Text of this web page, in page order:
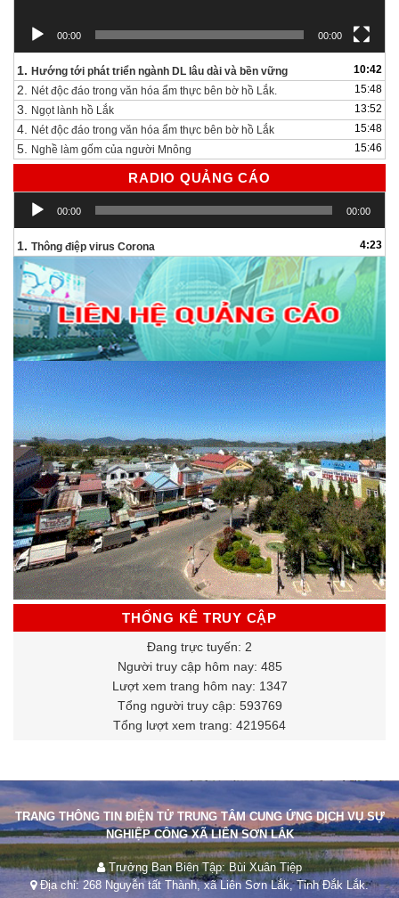
00:00 00:00
1. Hướng tới phát triển ngành DL lâu dài và bền vững 10:42
2. Nét độc đáo trong văn hóa ẩm thực bên bờ hồ Lắk. 15:48
3. Ngọt lành hồ Lắk 13:52
4. Nét độc đáo trong văn hóa ẩm thực bên bờ hồ Lắk 15:48
5. Nghề làm gốm của người Mnông 15:46
RADIO QUẢNG CÁO
Trình
chơi
00:00 00:00
1. Thông điệp virus Corona 4:23
THỐNG KÊ TRUY CẬP
Đang trực tuyến: 2
Người truy cập hôm nay: 485
Lượt xem trang hôm nay: 1347
Tổng người truy cập: 593769
Tổng lượt xem trang: 4219564
TRANG THÔNG TIN ĐIỆN TỬ TRUNG TÂM CUNG ỨNG DỊCH VỤ SỰ
NGHIỆP CÔNG XÃ LIÊN SƠN LẮK
Trưởng Ban Biên Tập: Bùi Xuân Tiệp
Địa chỉ: 268 Nguyễn tất Thành, xã Liên Sơn Lắk, Tỉnh Đắk Lắk.